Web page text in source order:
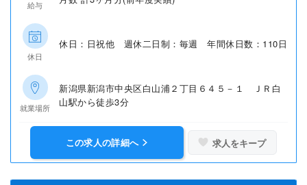
給与
休日
休日：日祝他 週休二日制：毎週 年間休日数：110日
就業場所
新潟県新潟市中央区白山浦２丁目６４５－１ ＪＲ白
山駅から徒歩3分
この求人の詳細へ 求人をキープ